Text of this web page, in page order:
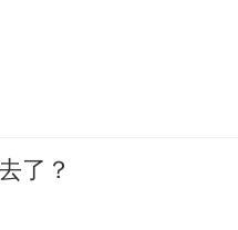
了？